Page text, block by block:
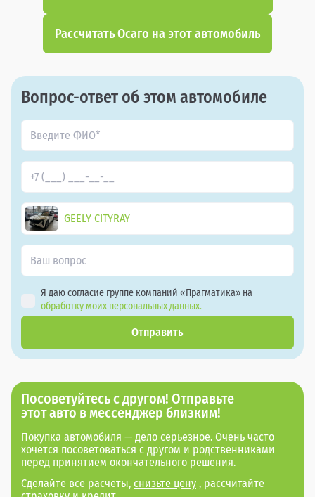
Рассчитать Осаго на этот автомобиль
Вопрос-ответ об этом автомобиле
GEELY CITYRAY
Я даю согласие группе компаний «Прагматика» на
обработку моих персональных данных.
Отправить
Посоветуйтесь с другом! Отправьте
этот авто в мессенджер близким!
Покупка автомобиля — дело серьезное. Очень часто
хочется посоветоваться с другом и родственниками
перед принятием окончательного решения.
Сделайте все расчеты, снизьте цену , рассчитайте